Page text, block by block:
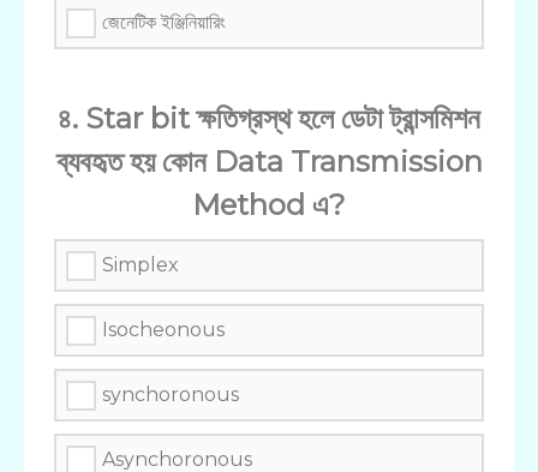
জেনেটিক ইঞ্জিনিয়ারিং
৪. Star bit ক্ষতিগ্রস্থ হলে ডেটা ট্রান্সমিশন
ব্যবহৃত হয় কোন Data Transmission
Method এ?
Simplex
Isocheonous
synchoronous
Asynchoronous